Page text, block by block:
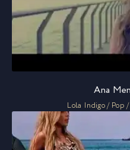
Ana
Lola Indigo / Pop